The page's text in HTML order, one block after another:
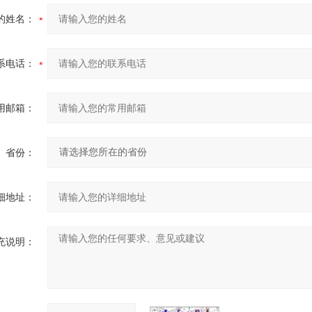
姓名：
电话：
邮箱：
省份：
地址：
说明：